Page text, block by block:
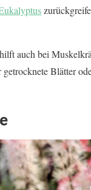
auch bei
Blätter